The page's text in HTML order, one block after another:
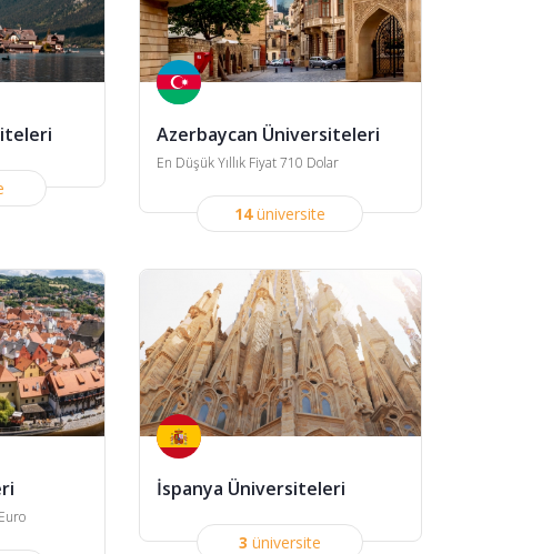
Azerbaycan Üniversiteleri
En Düşük Yıllık Fiyat 710 Dolar
14üniversite
İspanya Üniversiteleri
3 üniversite